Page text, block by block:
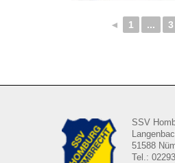
◄ 1 ... 3
SSV
51588
Tel.: